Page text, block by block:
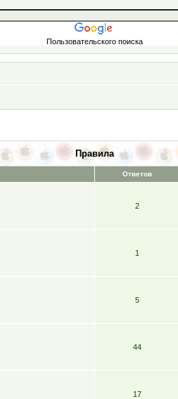
Пользовательского поиска
Правила
Ответов
2
1
5
44
17